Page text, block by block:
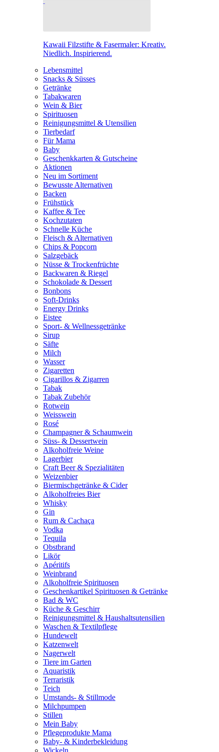
Kawaii Filzstifte & Fasermaler: Kreativ.
Niedlich. Inspirierend.
Lebensmittel
Snacks & Süsses
Getränke
Tabakwaren
Wein & Bier
Spirituosen
Reinigungsmittel & Utensilien
Tierbedarf
Für Mama
Baby
Geschenkkarten & Gutscheine
Aktionen
Neu im Sortiment
Bewusste Alternativen
Backen
Frühstück
Kaffee & Tee
Kochzutaten
Schnelle Küche
Fleisch & Alternativen
Chips & Popcorn
Salzgebäck
Nüsse & Trockenfrüchte
Backwaren & Riegel
Schokolade & Dessert
Bonbons
Soft-Drinks
Energy Drinks
Eistee
Sport- & Wellnessgetränke
Sirup
Säfte
Milch
Wasser
Zigaretten
Cigarillos & Zigarren
Tabak
Tabak Zubehör
Rotwein
Weisswein
Rosé
Champagner & Schaumwein
Süss- & Dessertwein
Alkoholfreie Weine
Lagerbier
Craft Beer & Spezialitäten
Weizenbier
Biermischgetränke & Cider
Alkoholfreies Bier
Whisky
Gin
Rum & Cachaça
Vodka
Tequila
Obstbrand
Likör
Apéritifs
Weinbrand
Alkoholfreie Spirituosen
Geschenkartikel Spirituosen & Getränke
Bad & WC
Küche & Geschirr
Reinigungsmittel & Haushaltsutensilien
Waschen & Textilpflege
Hundewelt
Katzenwelt
Nagerwelt
Tiere im Garten
Aquaristik
Terraristik
Teich
Umstands- & Stillmode
Milchpumpen
Stillen
Mein Baby
Pflegeprodukte Mama
Baby- & Kinderbekleidung
Wickeln